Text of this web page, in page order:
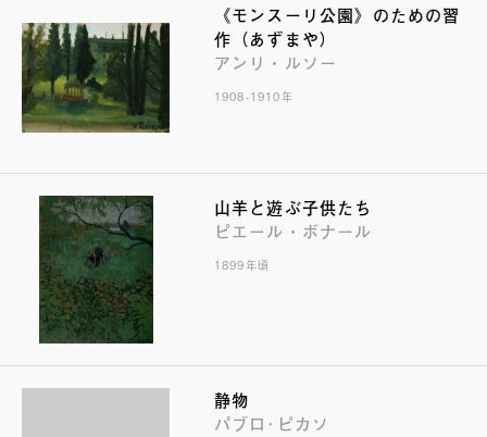
《モンスーリ公園》のための習
作（あずまや）
アンリ・ルソー
1908-1910年
山羊と遊ぶ子供たち
ピエール・ボナール
1899年頃
静物
パブロ･ピカソ